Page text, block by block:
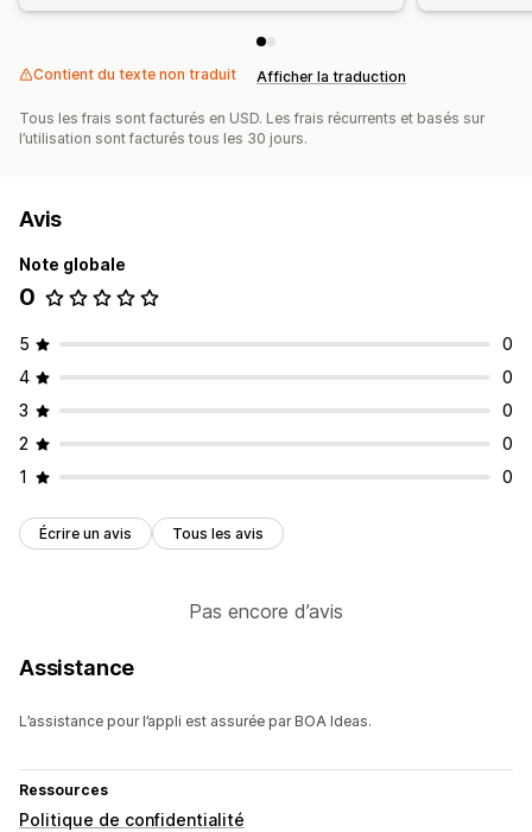
Contient du texte non traduit Afficher la traduction
Tous les frais sont facturés en USD. Les frais récurrents et basés sur
l’utilisation sont facturés tous les 30 jours.
Avis
Note globale
0
5
0
4
0
3
0
2
0
1
0
Écrire un avis Tous les avis
Pas encore d’avis
Assistance
L’assistance pour l’appli est assurée par BOA Ideas.
Ressources
Politique de confidentialité